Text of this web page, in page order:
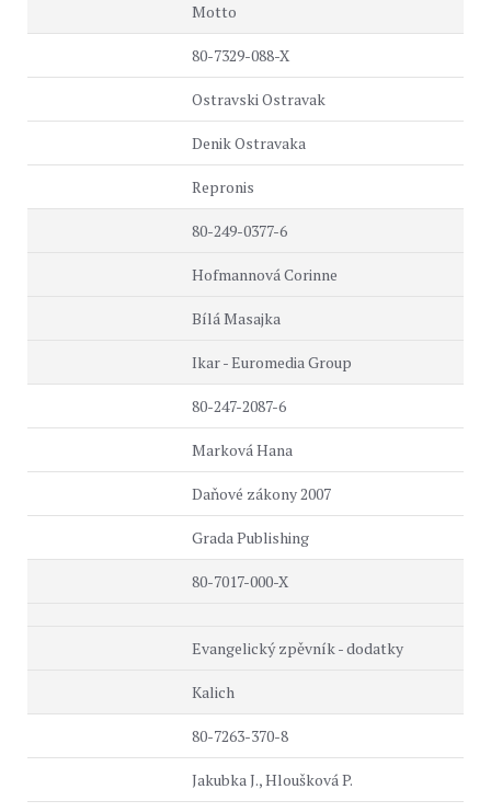
Motto
80-7329-088-X
Ostravski Ostravak
Denik Ostravaka
Repronis
80-249-0377-6
Hofmannová Corinne
Bílá Masajka
Ikar - Euromedia Group
80-247-2087-6
Marková Hana
Daňové zákony 2007
Grada Publishing
80-7017-000-X
Evangelický zpěvník - dodatky
Kalich
80-7263-370-8
Jakubka J., Hloušková P.